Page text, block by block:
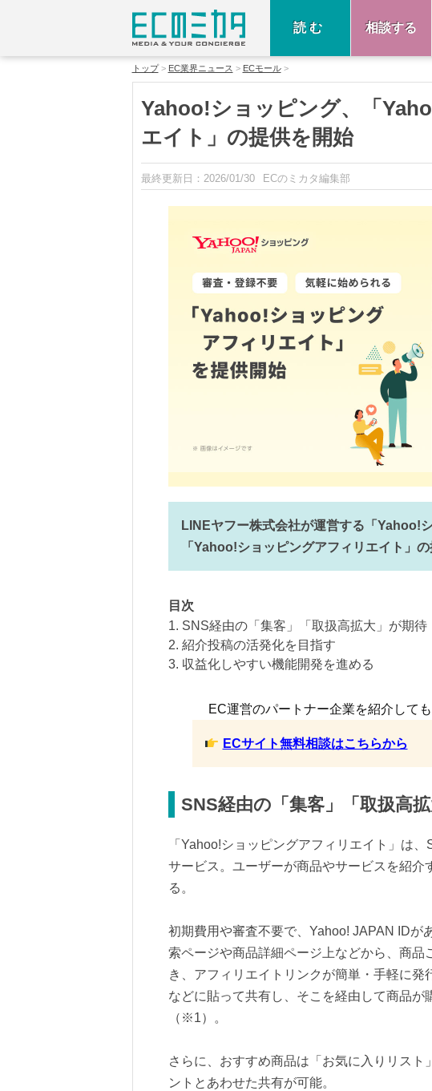
読む 相談する
トップ EC業界ニュース ECモール
Yahoo!ショッピング、「
エイト」の提供を開始
最終更新日： 2026/01/30 ECのミカタ編集部
LINEヤフー株式会社が運営する「Yahoo!
「Yahoo!ショッピングアフィリエイト」の
目次
1. SNS経由の「集客」「取扱高拡大」が期待
2. 紹介投稿の活発化を目指す
3. 収益化しやすい機能開発を進める
EC運営のパートナー企業を紹介して
ECサイト無料相談はこちらから
SNS経由の「集客」「取扱高
「Yahoo!ショッピングアフィリエイト」は
サービス。ユーザーが商品やサービスを紹介
る。
初期費用や審査不要で、Yahoo! JAPAN IDが
索ページや商品詳細ページ上などから、商品
き、アフィリエイトリンクが簡単・手軽に
などに貼って共有し、そこを経由して商品が
（※1）。
さらに、おすすめ商品は「お気に入りリスト
ントとあわせた共有が可能。